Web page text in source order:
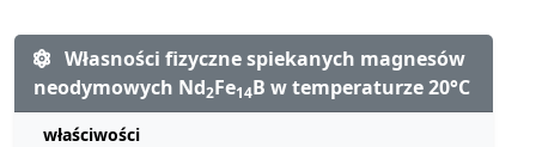
Własności fizyczne spiekanych magnesów
neodymowych Nd2Fe14B w temperaturze 20°C
właściwości